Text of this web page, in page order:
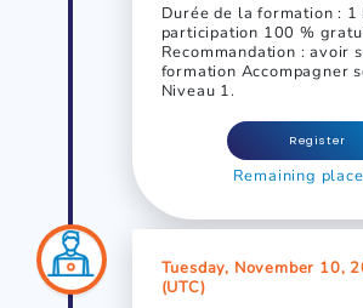
Durée de la formation :
participation 100 %
Recommandation : avoir
formation Accompagner
Niveau 1.
Register
Remaining
Tuesday, November 10,
(UTC)